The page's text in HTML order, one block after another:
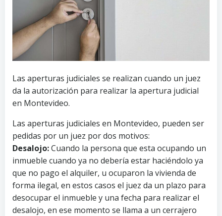
Las aperturas judiciales se realizan cuando un juez
da la autorización para realizar la apertura judicial
en Montevideo.
Las aperturas judiciales en Montevideo, pueden ser
pedidas por un juez por dos motivos:
Desalojo:Cuando la persona que esta ocupando un
inmueble cuando ya no debería estar haciéndolo ya
que no pago el alquiler, u ocuparon la vivienda de
forma ilegal, en estos casos el juez da un plazo para
desocupar el inmueble y una fecha para realizar el
desalojo, en ese momento se llama a un cerrajero